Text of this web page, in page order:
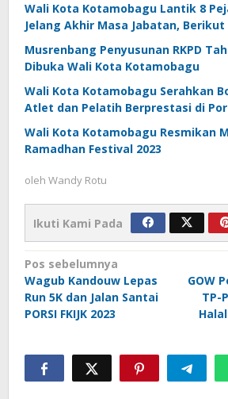
Wali Kota Kotamobagu Lantik 8
Jelang Akhir Masa Jabatan,
Musrenbang Penyusunan RKPD
Dibuka Wali Kota Kotamobagu
Wali Kota Kotamobagu Serahkan
Atlet dan Pelatih Berprestasi di
Wali Kota Kotamobagu Resmikan
Ramadhan Festival 2023
oleh Wandy Rotu
Ikuti Kami Pada
Navigasi
pos
Pos sebelumnya
Wagub Kandouw Lepas
Run 5K dan Jalan Santai
PORSI FKIJK 2023
GOW
TP-